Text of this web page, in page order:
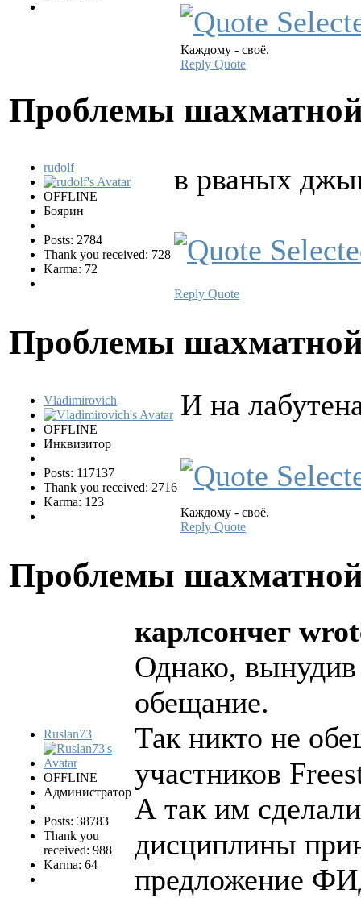
Каждому - своё.
Reply Quote
Проблемы
rudolf
OFFLINE
Боярин
Posts: 2784
Thank you received: 728
Karma: 72
в рваных
Reply Quote
Проблемы
Vladimirovich
OFFLINE
Инквизитор
Posts: 117137
Thank you received: 2716
Karma: 123
И на
Каждому - своё.
Reply Quote
Проблемы
Ruslan73
OFFLINE
Администратор
Posts: 38783
Thank you
received: 988
Karma: 64
карлсончег
Однако,
обещание.
Так никто не
участников
А так им
дисциплины
предложение